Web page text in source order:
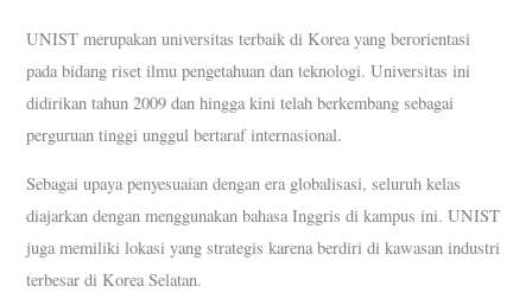
UNIST merupakan universitas terbaik di Korea yang berorientasi
pada bidang riset ilmu pengetahuan dan teknologi. Universitas ini
didirikan tahun 2009 dan hingga kini telah berkembang sebagai
perguruan tinggi unggul bertaraf internasional.
Sebagai upaya penyesuaian dengan era globalisasi, seluruh kelas
diajarkan dengan menggunakan bahasa Inggris di kampus ini. UNIST
juga memiliki lokasi yang strategis karena berdiri di kawasan industri
terbesar di Korea Selatan.